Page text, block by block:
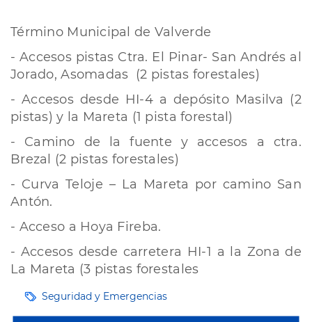
Término Municipal de Valverde
- Accesos pistas Ctra. El Pinar- San Andrés al
Jorado, Asomadas (2 pistas forestales)
- Accesos desde HI-4 a depósito Masilva (2
pistas) y la Mareta (1 pista forestal)
- Camino de la fuente y accesos a ctra.
Brezal (2 pistas forestales)
- Curva Teloje – La Mareta por camino San
Antón.
- Acceso a Hoya Fireba.
- Accesos desde carretera HI-1 a la Zona de
La Mareta (3 pistas forestales
EtiquetasSeguridad y Emergencias